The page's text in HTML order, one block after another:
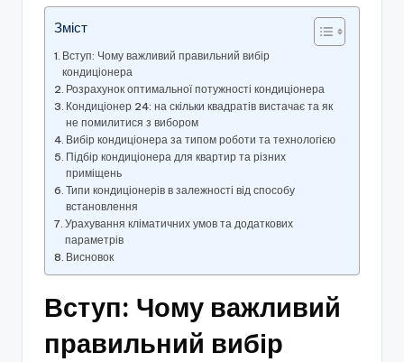
Зміст
Вступ: Чому важливий правильний вибір
кондиціонера
Розрахунок оптимальної потужності кондиціонера
Кондиціонер 24: на скільки квадратів вистачає та як
не помилитися з вибором
Вибір кондиціонера за типом роботи та технологією
Підбір кондиціонера для квартир та різних
приміщень
Типи кондиціонерів в залежності від способу
встановлення
Урахування кліматичних умов та додаткових
параметрів
Висновок
Вступ: Чому важливий
правильний вибір